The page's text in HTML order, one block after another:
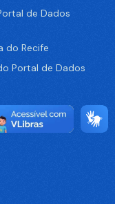
de Dados
do Recife
Portal de Dados